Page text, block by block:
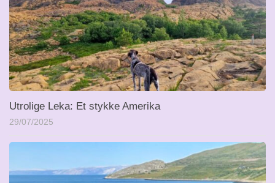
Utrolige Leka: Et stykke Amerika
29/07/2025